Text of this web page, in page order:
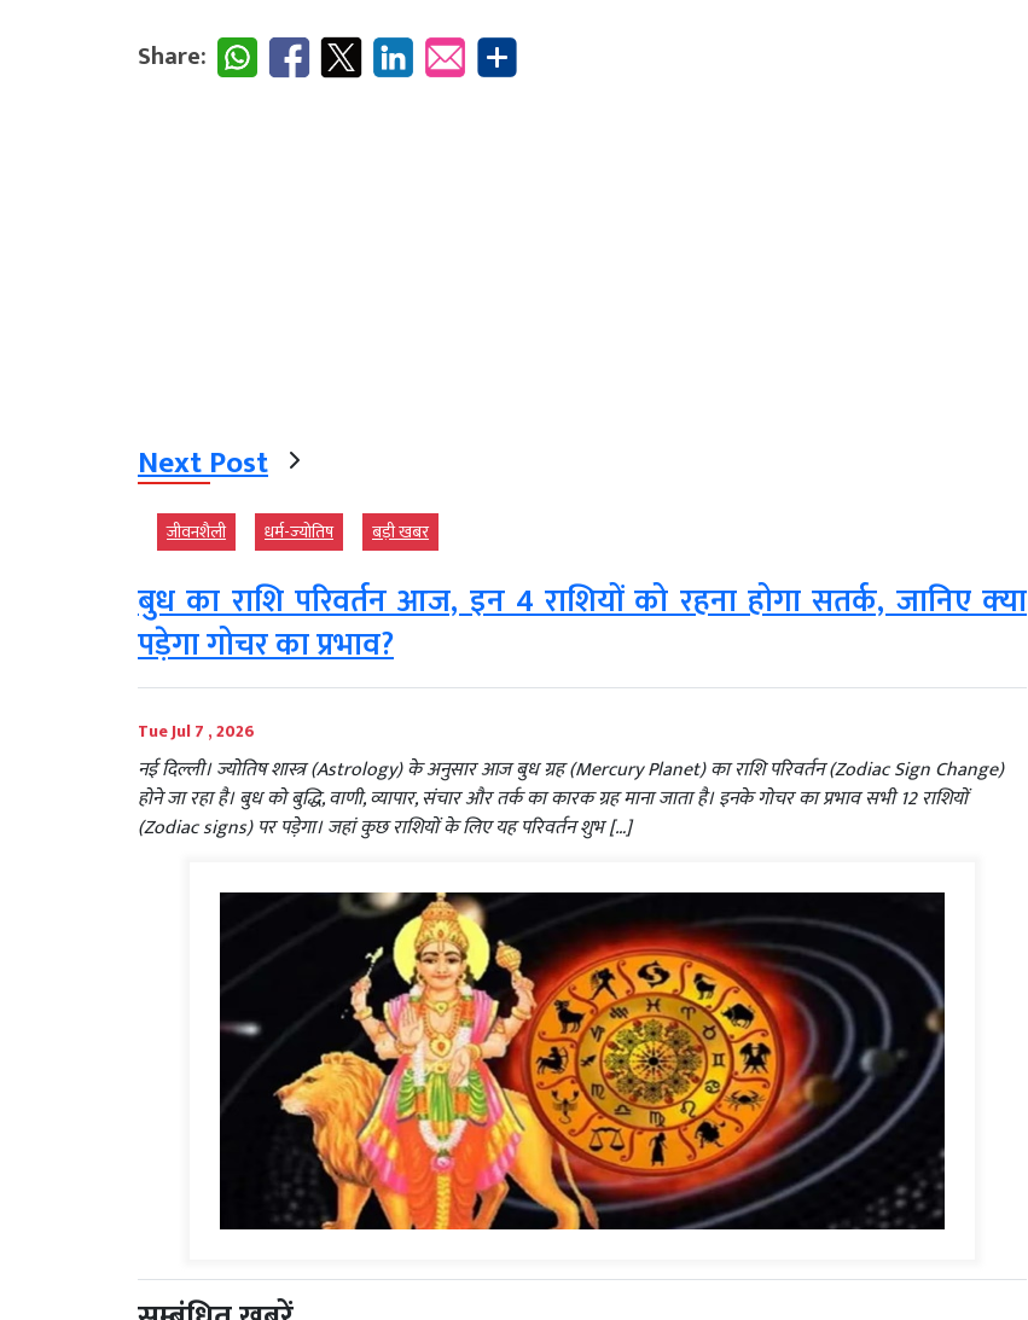
Share:
Next Post
जीवनशैली धर्म-ज्‍योतिष बड़ी खबर
बुध का राशि परिवर्तन आज, इन 4 राशियों को रहना होगा सतर्क, जानिए क्‍या
पड़ेगा गोचर का प्रभाव?
Tue Jul 7 , 2026
नई दिल्ली। ज्योतिष शास्त्र (Astrology) के अनुसार आज बुध ग्रह (Mercury Planet) का राशि परिवर्तन (Zodiac Sign Change)
होने जा रहा है। बुध को बुद्धि, वाणी, व्यापार, संचार और तर्क का कारक ग्रह माना जाता है। इनके गोचर का प्रभाव सभी 12 राशियों
(Zodiac signs) पर पड़ेगा। जहां कुछ राशियों के लिए यह परिवर्तन शुभ […]